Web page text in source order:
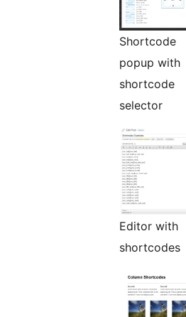
Shortcode
popup with
shortcode
selector
Editor with
shortcodes